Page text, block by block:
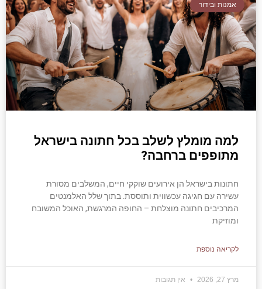
אמנות ובידור
למה מומלץ לשלב בכל חתונה בישראל
מתופפים ברחבה?
חתונות בישראל הן אירועים שוקקי חיים, המשלבים מסורת
עשירה עם חגיגה עכשווית ותוססת. בתוך שלל האלמנטים
המרכיבים חתונה מוצלחת – החופה המרגשת, האוכל המשובח
ומוזיקת
לקריאה נוספת
מרץ 27, 2026 אין תגובות